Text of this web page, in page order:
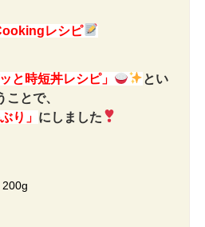
レシピ
ッと時短丼レシピ」
とい
ことで、
り」 にしました